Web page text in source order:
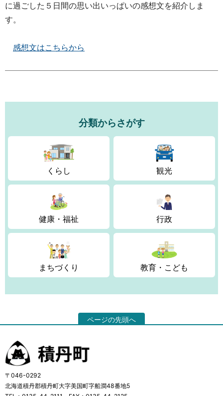
に過ごした５日間の思い出いっぱいの感想文を紹介しま
す。
感想文はこちらから
分類からさがす
くらし 観光
健康・福祉 行政
まちづくり 教育・こども
ページの先頭へ
〒046-0292
北海道積丹郡積丹町大字美国町字船澗48番地5